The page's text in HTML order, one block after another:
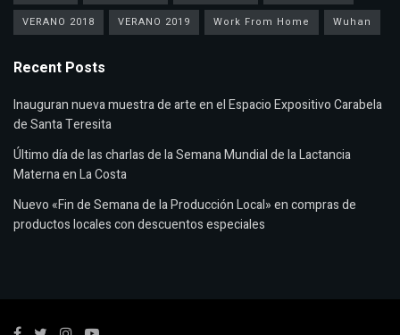
VERANO 2018
VERANO 2019 Work From Home Wuhan
Recent Posts
Inauguran nueva muestra de arte en el Espacio Expositivo Carabela
de Santa Teresita
Último día de las charlas de la Semana Mundial de la Lactancia
Materna en La Costa
Nuevo «Fin de Semana de la Producción Local» en compras de
productos locales con descuentos especiales